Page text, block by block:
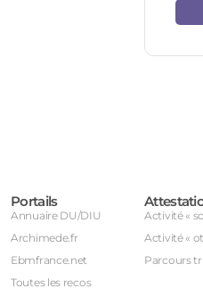
Portails
Annuaire DU/DIU
Archimede.fr
Ebmfrance.net
Toutes les recos
Activité «
Activité «
Parcours